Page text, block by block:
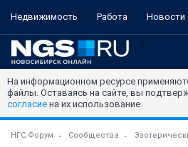
Недвижимость Работа Новости
На информационном ресурсе
файлы. Оставаясь на сайте, вы
согласие на их использование.
НГС.Форум Сообщества